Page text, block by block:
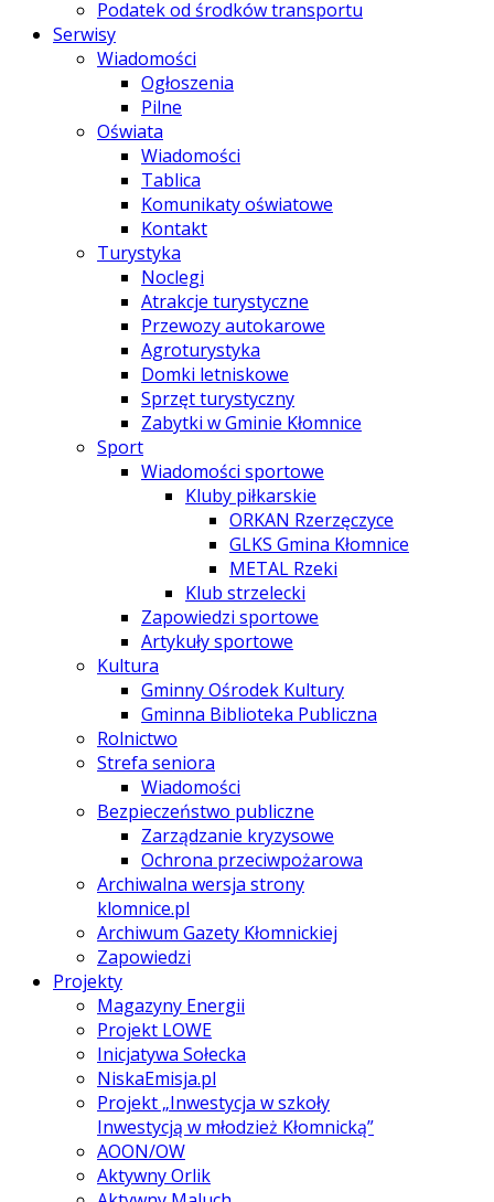
Podatek od środków transportu
Serwisy
Wiadomości
Ogłoszenia
Pilne
Oświata
Wiadomości
Tablica
Komunikaty oświatowe
Kontakt
Turystyka
Noclegi
Atrakcje turystyczne
Przewozy autokarowe
Agroturystyka
Domki letniskowe
Sprzęt turystyczny
Zabytki w Gminie Kłomnice
Sport
Wiadomości sportowe
Kluby piłkarskie
ORKAN Rzerzęczyce
GLKS Gmina Kłomnice
METAL Rzeki
Klub strzelecki
Zapowiedzi sportowe
Artykuły sportowe
Kultura
Gminny Ośrodek Kultury
Gminna Biblioteka Publiczna
Rolnictwo
Strefa seniora
Wiadomości
Bezpieczeństwo publiczne
Zarządzanie kryzysowe
Ochrona przeciwpożarowa
Archiwalna wersja strony
klomnice.pl
Archiwum Gazety Kłomnickiej
Zapowiedzi
Projekty
Magazyny Energii
Projekt LOWE
Inicjatywa Sołecka
NiskaEmisja.pl
Projekt „Inwestycja w szkoły
Inwestycją w młodzież Kłomnicką”
AOON/OW
Aktywny Orlik